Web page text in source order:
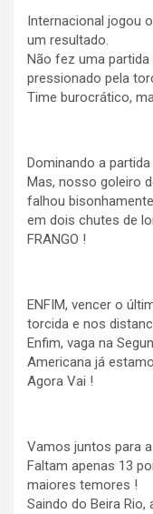
Internacional jogou
um resultado.
Não fez uma partida
pressionado pela
Time burocrático,
Dominando a
Mas, nosso goleiro
falhou bisonhamente
em dois chutes de
FRANGO !
ENFIM, vencer o
torcida e nos
Enfim, vaga na
Americana já
Agora Vai !
Vamos juntos para
Faltam apenas 13
maiores temores !
Saindo do Beira